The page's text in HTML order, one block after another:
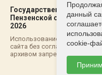
Государственный архив
Пензенской области
2026
Использование материалов
сайта без согласовывания с
архивом запрещено
данный
cookie-